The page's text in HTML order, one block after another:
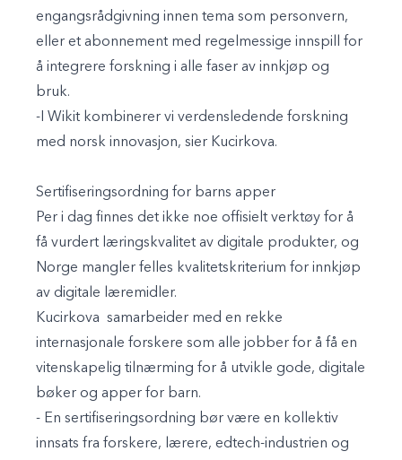
engangsrådgivning innen tema som personvern,
eller et abonnement med regelmessige innspill for
å integrere forskning i alle faser av innkjøp og
bruk.
-I Wikit kombinerer vi verdensledende forskning
med norsk innovasjon, sier Kucirkova.
Sertifiseringsordning for barns apper
Per i dag finnes det ikke noe offisielt verktøy for å
få vurdert læringskvalitet av digitale produkter, og
Norge mangler felles kvalitetskriterium for innkjøp
av digitale læremidler.
Kucirkova samarbeider med en rekke
internasjonale forskere som alle jobber for å få en
vitenskapelig tilnærming for å utvikle gode, digitale
bøker og apper for barn.
- En sertifiseringsordning bør være en kollektiv
innsats fra forskere, lærere, edtech-industrien og